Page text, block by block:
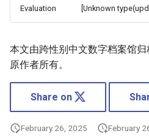
Evaluation [Unknown
本文由跨性别中文数字档案馆
原作者所有。
Share on
February 26, 2025 February